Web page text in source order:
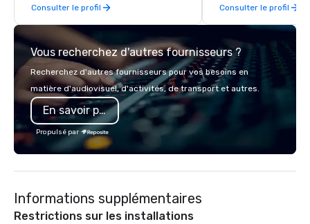
day hikes we provide luxury self-
guided inn-to-in walking vacations
from the gateway City of San
Francisco to the California wine
country with a focus on superb hiking,
lodging, food and wine. We also have
a Monterey Bay Trek.
Consulter le profil
greatly enhanced by
scoreboard, photo,
challenges presented
mobile device. We can also
incorporate our
event to the water
Consulter le profil
Vous recherchez d'autres fournisseurs ?
Recherchez d'autres fournisseurs pour vos besoins en
matière d'audiovisuel, d'activités, de transport et autres.
En savoir plus
Propulsé par
Informations supplémentaires
Restrictions sur les installations